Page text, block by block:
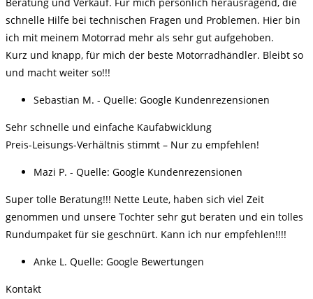
Beratung und Verkauf. Für mich persönlich herausragend, die
schnelle Hilfe bei technischen Fragen und Problemen. Hier bin
ich mit meinem Motorrad mehr als sehr gut aufgehoben.
Kurz und knapp, für mich der beste Motorradhändler. Bleibt so
und macht weiter so!!!
Sebastian M. - Quelle: Google Kundenrezensionen
Sehr schnelle und einfache Kaufabwicklung
Preis-Leisungs-Verhältnis stimmt – Nur zu empfehlen!
Mazi P. - Quelle: Google Kundenrezensionen
Super tolle Beratung!!! Nette Leute, haben sich viel Zeit
genommen und unsere Tochter sehr gut beraten und ein tolles
Rundumpaket für sie geschnürt. Kann ich nur empfehlen!!!!
Anke L. Quelle: Google Bewertungen
Kontakt